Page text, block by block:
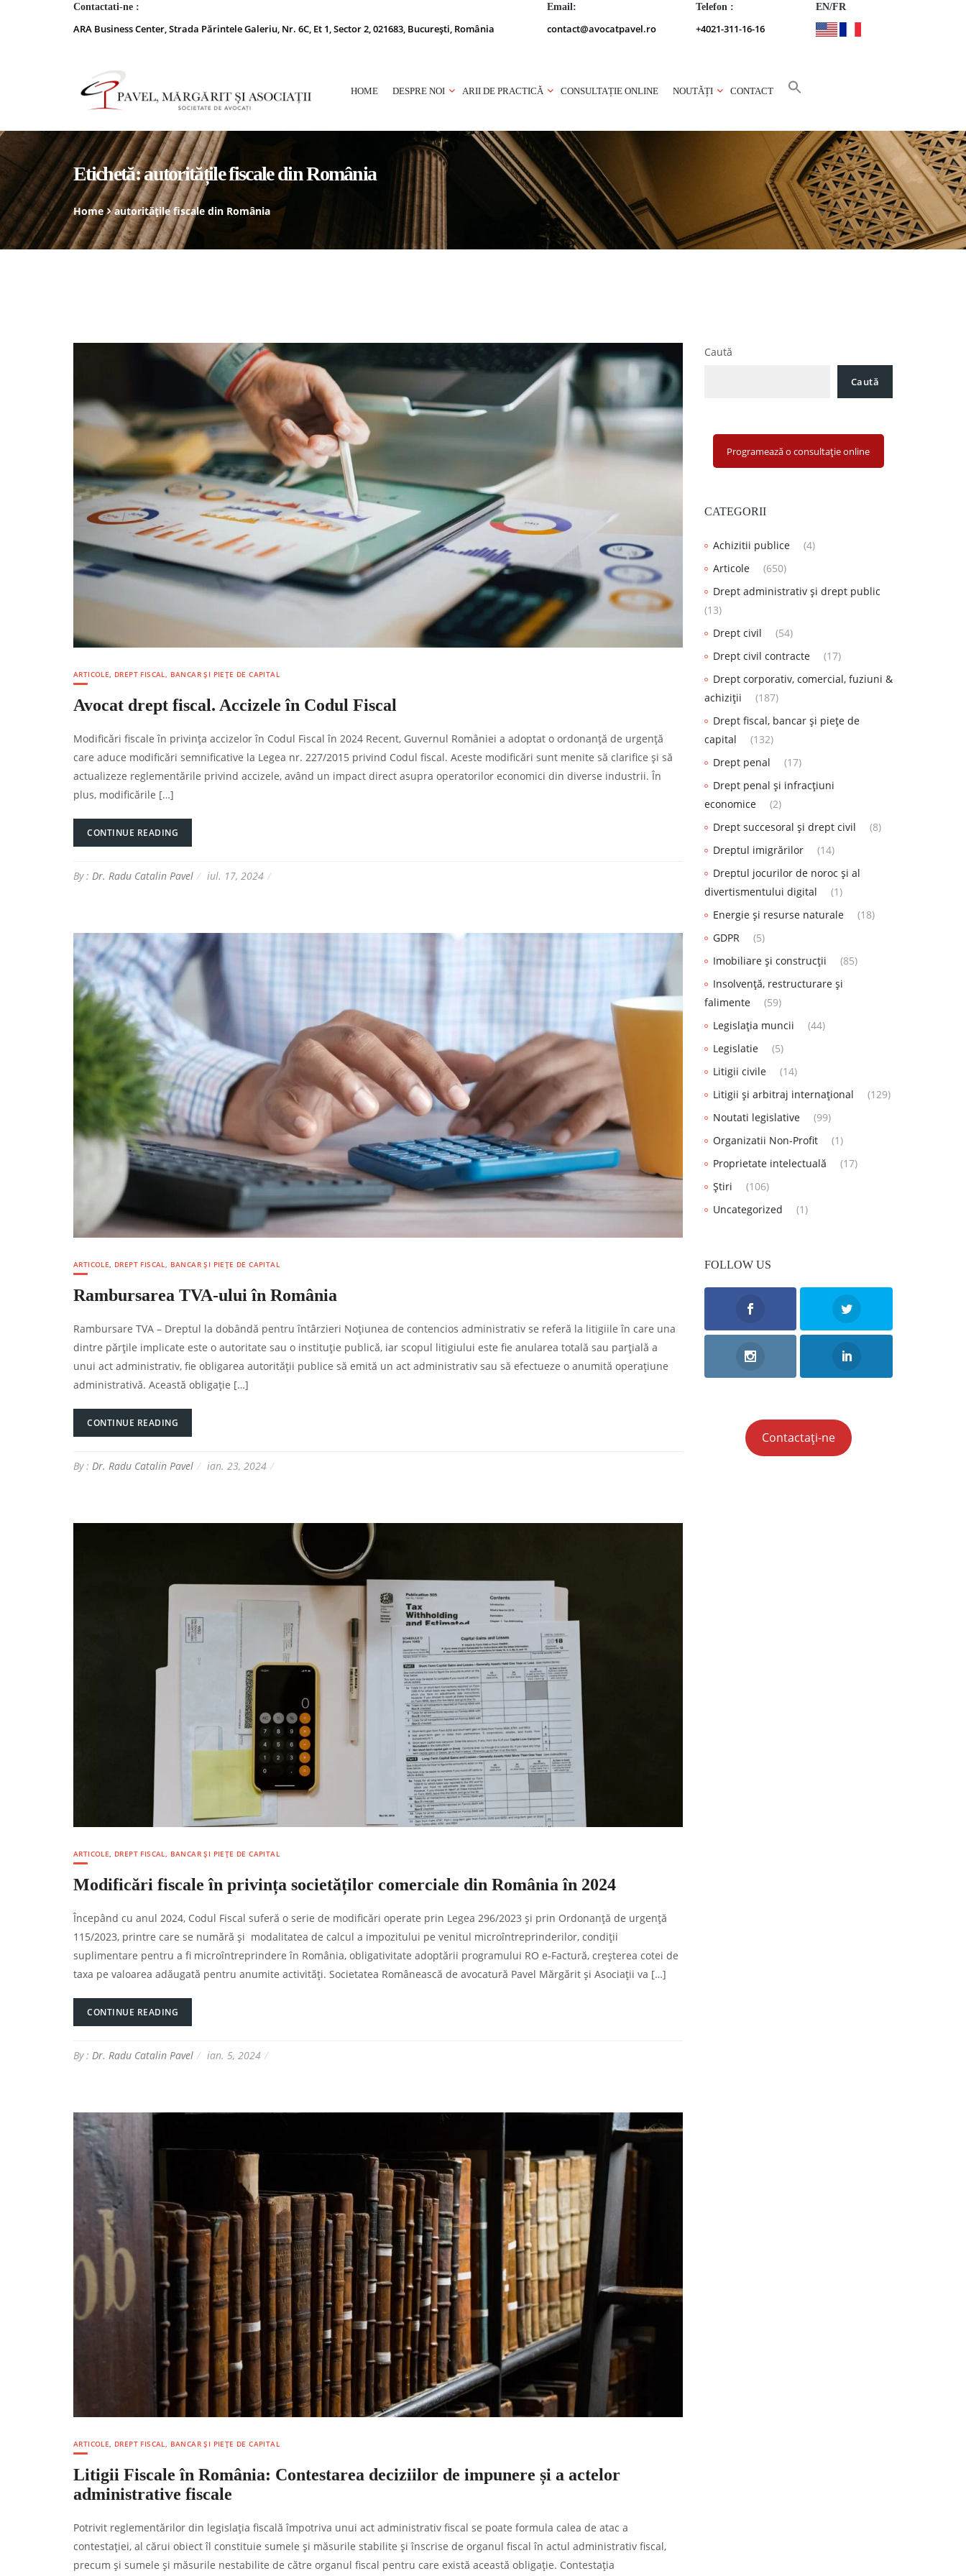
Contactati-ne :
ARA Business Center, Strada Părintele Galeriu, Nr. 6C, Et 1, Sector 2, 021683, București, România
Email:
contact@avocatpavel.ro
Telefon :
+4021-311-16-16
EN/FR
HOME DESPRE NOI ARII DE PRACTICĂ CONSULTAȚIE ONLINE NOUTĂȚI CONTACT
Etichetă:autoritățile fiscale din România
Home autoritățile fiscale din România
ARTICOLE DREPT FISCAL, BANCAR ȘI PIEȚE DE CAPITAL
Avocat drept fiscal. Accizele în Codul Fiscal
Modificări fiscale în privința accizelor în Codul Fiscal în 2024 Recent, Guvernul României a adoptat o ordonanță de urgență
care aduce modificări semnificative la Legea nr. 227/2015 privind Codul fiscal. Aceste modificări sunt menite să clarifice și să
actualizeze reglementările privind accizele, având un impact direct asupra operatorilor economici din diverse industrii. În
plus, modificările […]
CONTINUE READING
By : Dr. Radu Catalin Pavel iul. 17, 2024
ARTICOLE DREPT FISCAL, BANCAR ȘI PIEȚE DE CAPITAL
Rambursarea TVA-ului în România
Rambursare TVA – Dreptul la dobândă pentru întârzieri Noțiunea de contencios administrativ se referă la litigiile în care una
dintre părțile implicate este o autoritate sau o instituție publică, iar scopul litigiului este fie anularea totală sau parțială a
unui act administrativ, fie obligarea autorității publice să emită un act administrativ sau să efectueze o anumită operațiune
administrativă. Această obligație […]
CONTINUE READING
By : Dr. Radu Catalin Pavel ian. 23, 2024
ARTICOLE, DREPT FISCAL, BANCAR ȘI PIEȚE DE CAPITAL
Modificări fiscale în privința societăților comerciale din România în 2024
Începând cu anul 2024, Codul Fiscal suferă o serie de modificări operate prin Legea 296/2023 și prin Ordonanță de urgență
115/2023, printre care se numără și modalitatea de calcul a impozitului pe venitul microîntreprinderilor, condiții
suplimentare pentru a fi microîntreprindere în România, obligativitate adoptării programului RO e-Factură, creșterea cotei de
taxa pe valoarea adăugată pentru anumite activități. Societatea Românească de avocatură Pavel Mărgărit și Asociații va […]
CONTINUE READING
By : Dr. Radu Catalin Pavel ian. 5, 2024
ARTICOLE, DREPT FISCAL, BANCAR ȘI PIEȚE DE CAPITAL
Litigii Fiscale în România: Contestarea deciziilor de impunere și a actelor
administrative fiscale
Potrivit reglementărilor din legislația fiscală împotriva unui act administrativ fiscal se poate formula calea de atac a
contestaţiei, al cărui obiect îl constituie sumele şi măsurile stabilite şi înscrise de organul fiscal în actul administrativ fiscal,
precum şi sumele şi măsurile nestabilite de către organul fiscal pentru care există această obligaţie. Contestaţia
Caută
Caută
Programează o consultație online
CATEGORII
Achizitii publice
(4)
Articole
(650)
Drept administrativ și drept public
(13)
Drept civil
(54)
Drept civil contracte
(17)
Drept corporativ, comercial, fuziuni &
achiziții
(187)
Drept fiscal, bancar și piețe de
capital
(132)
Drept penal
(17)
Drept penal și infracțiuni
economice
(2)
Drept succesoral și drept civil
(8)
Dreptul imigrărilor
(14)
Dreptul jocurilor de noroc și al
divertismentului digital
(1)
Energie și resurse naturale
(18)
GDPR
(5)
Imobiliare și construcții
(85)
Insolvență, restructurare și
falimente
(59)
Legislația muncii
(44)
Legislatie
(5)
Litigii civile
(14)
Litigii și arbitraj internațional
(129)
Noutati legislative
(99)
Organizatii Non-Profit
(1)
Proprietate intelectuală
(17)
Știri
(106)
Uncategorized
(1)
FOLLOW US
Contactați-ne